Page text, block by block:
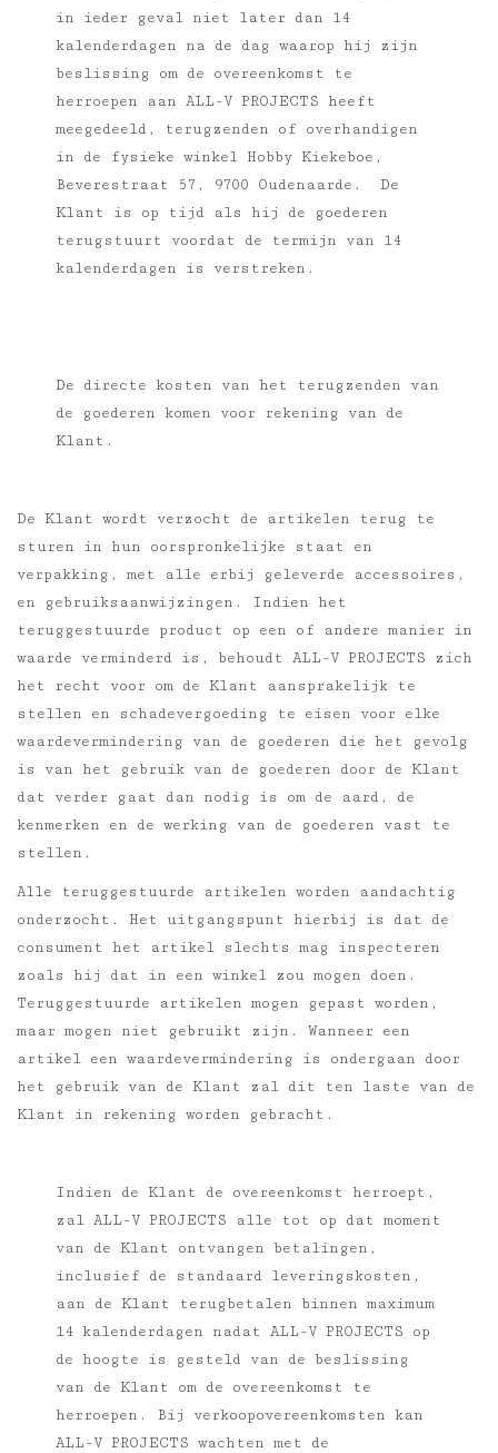
in ieder geval niet later dan 14
kalenderdagen na de dag waarop hij zijn
beslissing om de overeenkomst te
herroepen aan ALL-V PROJECTS heeft
meegedeeld, terugzenden of overhandigen
in de fysieke winkel Hobby Kiekeboe,
Beverestraat 57, 9700 Oudenaarde.
De
Klant is op tijd als hij de goederen
terugstuurt voordat de termijn van 14
kalenderdagen is verstreken.
De directe kosten van het terugzenden van
de goederen komen voor rekening van de
Klant.
De Klant wordt verzocht de artikelen terug te
sturen in hun oorspronkelijke staat en
verpakking, met alle erbij geleverde accessoires,
en gebruiksaanwijzingen. Indien het
teruggestuurde product op een of andere manier in
waarde verminderd is, behoudt ALL-V PROJECTS zich
het recht voor om de Klant aansprakelijk te
stellen en schadevergoeding te eisen voor elke
waardevermindering van de goederen die het gevolg
is van het gebruik van de goederen door de Klant
dat verder gaat dan nodig is om de aard, de
kenmerken en de werking van de goederen vast te
stellen.
Alle teruggestuurde artikelen worden aandachtig
onderzocht. Het uitgangspunt hierbij is dat de
consument het artikel slechts mag inspecteren
zoals hij dat in een winkel zou mogen doen.
Teruggestuurde artikelen mogen gepast worden,
maar mogen niet gebruikt zijn. Wanneer een
artikel een waardevermindering is ondergaan door
het gebruik van de Klant zal dit ten laste van de
Klant in rekening worden gebracht.
Indien de Klant de overeenkomst herroept,
zal ALL-V PROJECTS alle tot op dat moment
van de Klant ontvangen betalingen,
inclusief de standaard leveringskosten,
aan de Klant terugbetalen binnen maximum
14 kalenderdagen nadat ALL-V PROJECTS op
de hoogte is gesteld van de beslissing
van de Klant om de overeenkomst te
herroepen. Bij verkoopovereenkomsten kan
ALL-V PROJECTS wachten met de